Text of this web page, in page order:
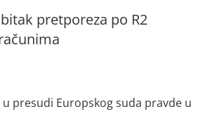
pretporeza po R2
presudi Europskog suda pravde u